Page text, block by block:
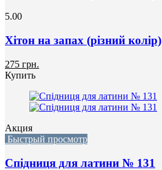
5.00
Хітон на запах (різний колір)
275 грн.
Купить
Акция
Быстрый просмотр
Спідниця для латини № 131